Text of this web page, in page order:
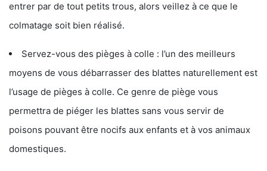
entrer par de tout petits trous, alors veillez à ce que le
colmatage soit bien réalisé.
Servez-vous des pièges à colle : l’un des meilleurs
moyens de vous débarrasser des blattes naturellement est
l’usage de pièges à colle. Ce genre de piège vous
permettra de piéger les blattes sans vous servir de
poisons pouvant être nocifs aux enfants et à vos animaux
domestiques.